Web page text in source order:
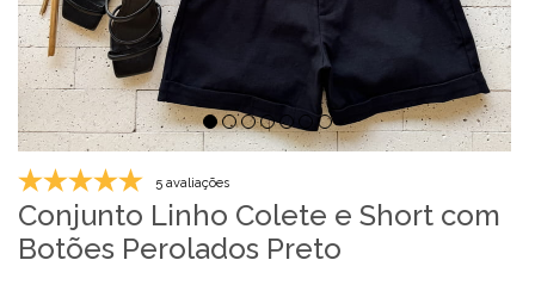
5 avaliações
Conjunto Linho Colete e Short com
Botões Perolados Preto